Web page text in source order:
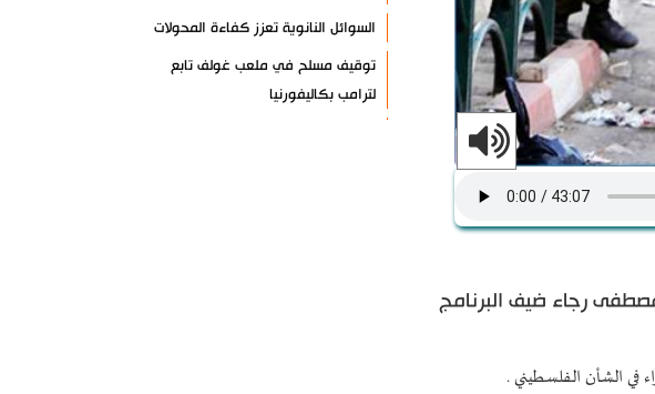
مصطفى رجاء ضيف البرنامج
في الشأن الفلسطيني .
السوائل النانوية تعزز كفاءة المحولات
توقيف مسلح في ملعب غولف تابع
لترامب بكاليفورنيا